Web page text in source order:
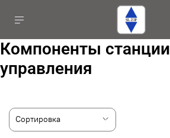
Компоненты станции
управления